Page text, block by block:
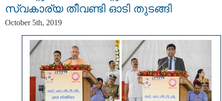
സ്വകാര്യ തീവണ്ടി ഓടി തുടങ്ങി
October 5th, 2019